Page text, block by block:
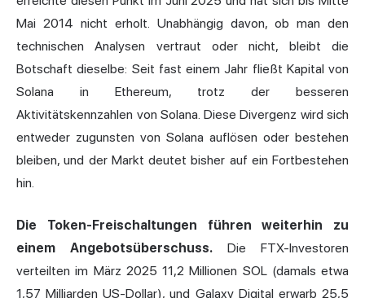
Mai 2014 nicht erholt. Unabhängig davon, ob man den
technischen Analysen vertraut oder nicht, bleibt die
Botschaft dieselbe: Seit fast einem Jahr fließt Kapital von
Solana in Ethereum, trotz der besseren
Aktivitätskennzahlen von Solana. Diese Divergenz wird sich
entweder zugunsten von Solana auflösen oder bestehen
bleiben, und der Markt deutet bisher auf ein Fortbestehen
hin.
Die Token-Freischaltungen führen weiterhin zu
einem Angebotsüberschuss. Die FTX-Investoren
verteilten im März 2025 11,2 Millionen SOL (damals etwa
1,57 Milliarden US-Dollar), und Galaxy Digital erwarb 25,5